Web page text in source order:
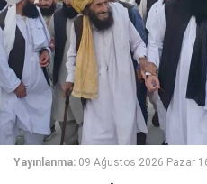
Yayınlanma: 09 Ağustos 2026 Pazar